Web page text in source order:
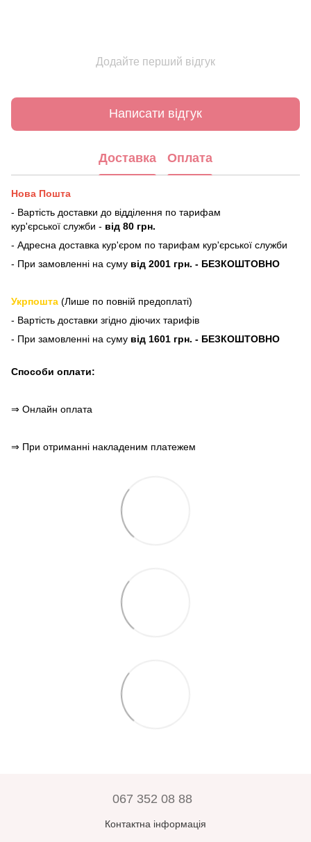
Додайте перший відгук
Написати відгук
Доставка Оплата
Нова Пошта
- Вартість доставки до відділення по тарифам
кур'єрської служби - від 80 грн.
- Адресна доставка кур'єром по тарифам кур'єрської служби
- При замовленні на суму від 2001 грн. - БЕЗКОШТОВНО
Укрпошта (Лише по повній предоплаті)
- Вартість доставки згідно діючих тарифів
- При замовленні на суму від 1601 грн. - БЕЗКОШТОВНО
Способи оплати:
⇒ Онлайн оплата
⇒ При отриманні накладеним платежем
067 352 08 88
Контактна інформація